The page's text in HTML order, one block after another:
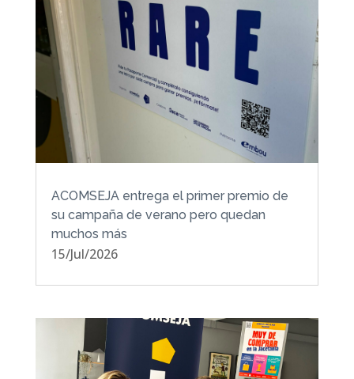
ACOMSEJA entrega el primer premio de
su campaña de verano pero quedan
muchos más
15/Jul/2026